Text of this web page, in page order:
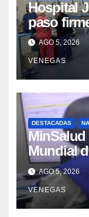
Hospital
paso
tras los
sísmicos
AGO 5, 2026
VENEGAS
DESTACADAS
MinSalud
Mundial
materia
higiene
AGO 5, 2026
VENEGAS